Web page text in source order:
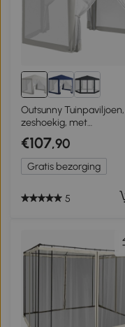
Outsunny Tuinpaviljoen,
zeshoekig, met
netgordijnen, metalen
frame, 4x4x2,5m, Crème
€107,90
Gratis bezorging
5